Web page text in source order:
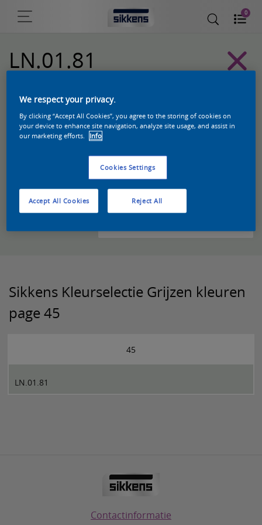
0
LN.01.81
Sikkens Kleurselectie Grijzen kleuren
page 45
45
LN.01.81
Contactinformatie
We respect your privacy.
By clicking “Accept All Cookies”, you agree to the storing of cookies on
your device to enhance site navigation, analyze site usage, and assist in
our marketing efforts.
Info
Cookies Settings
Reject All
Accept All Cookies